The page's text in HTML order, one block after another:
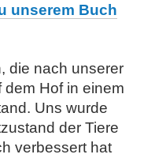
unserem Buch
die nach unserer
Hof in einem
Uns wurde
der Tiere
verbessert hat